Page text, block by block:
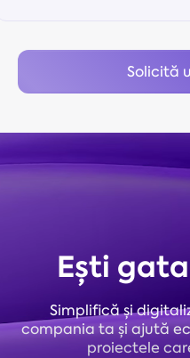
Solicită
Ești
Simplifică și
compania ta și ajută
proiectele